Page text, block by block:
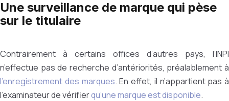
Une surveillance de marque qui pèse
sur le titulaire
Contrairement à certains offices d’autres pays, l’INPI
n’effectue pas de recherche d’antériorités, préalablement à
l’enregistrement des marques. En effet, il n’appartient pas à
l’examinateur de vérifierqu’une marque est disponible.